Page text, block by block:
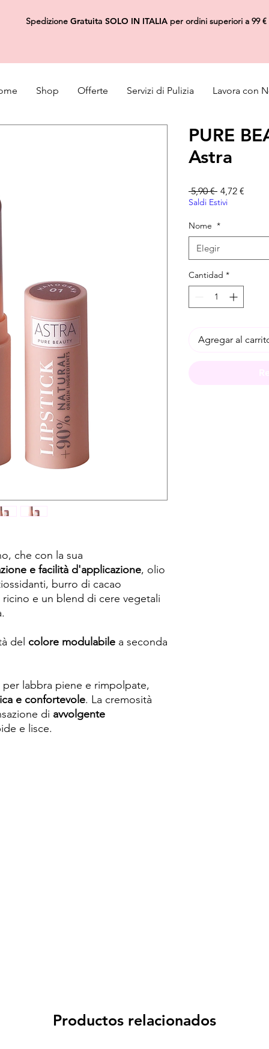
Spedizione Gratuita SOLO IN ITALIAper ordini superiori a 99 €
Shop Offerte Servizi di Pulizia Lavora con
che con la sua
e facilità d'applicazione, olio
burro di cacao
e un blend di cere vegetali
del colore modulabile a seconda
labbra piene e rimpolpate,
e confortevole. La cremosità
di avvolgente
e lisce.
PURE
Astra
5,90 € Precio
4,72 €
Saldi Estivi
Nome *
Elegir
Cantidad *
Agregar al
Productos relacionados